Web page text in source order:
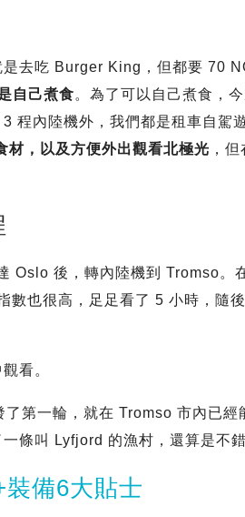
去吃 Burger King，但都要 70
自己煮食。為了可以自己煮食，
程內陸機外，我們都是租車自駕
材，以及方便外出觀看北極光 ，
Oslo 後，轉內陸機到 Tromso。
數也很高，足足看了 5 小時，隨
看。
第一輪，就在 Tromso 市內已經
條叫 Lyfjord 的漁村，還算是不錯
備6大貼士